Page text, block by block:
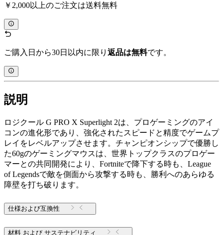
￥2,000以上のご注文は送料無料
ご購入日から30日以内に限り 返品は無料です。
説明
ロジクール G PRO X Superlight 2は、プロゲーミングのアイ
コンの進化形であり、強化されたスピードと精度でゲームプ
レイをレベルアップさせます。チャンピオンシップで優勝し
た60gのゲーミングマウスは、世界トップクラスのプロゲー
マーとの共同開発により、Fortniteで降下する時も、League
of Legendsで敵を側面から攻撃する時も、勝利へのあらゆる
障壁を打ち破ります。
仕様および互換性
材料 および サステナビリティ